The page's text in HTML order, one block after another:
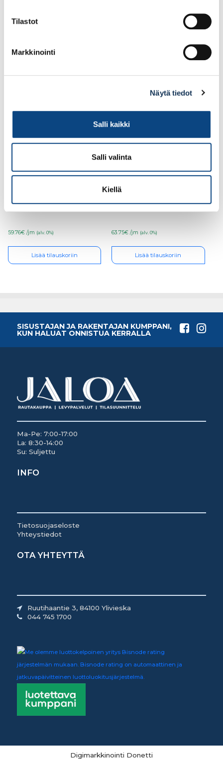
Tilastot
Markkinointi
Näytä tiedot
Salli kaikki
Salli valinta
Kiellä
Lisää tilauskoriin Lisää tilauskoriin
59.76€ /jm (alv. 0%)
Lisää tilauskoriin
Työtaso Bernini
Marmori 30mm/ABS,
63.75€ /jm (alv. 0%)
Lisää tilauskoriin
SISUSTAJAN JA RAKENTAJAN KUMPPANI,
KUN HALUAT ONNISTUA KERRALLA
Ma-Pe: 7:00-17:00
La: 8:30-14:00
Su: Suljettu
INFO
Tietosuojaseloste
Yhteystiedot
OTA YHTEYTTÄ
Ruutihaantie 3, 84100 Ylivieska
044 745 1700
Digimarkkinointi Donetti